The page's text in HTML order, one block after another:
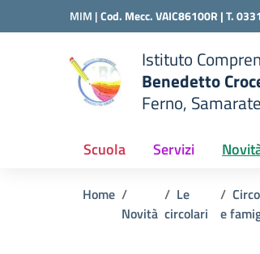
Vai ai contenuti
Vai al menu di navigazione
MIM |Cod. Mecc. VAIC86100R | T.
scuola
Istituto
Benedetto
Ferno, Samarate
Scuola Servizi
Home
Novità
Le
circolari
e